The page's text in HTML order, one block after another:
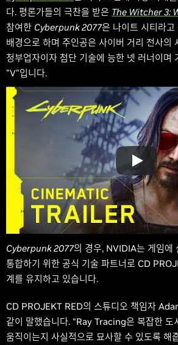
다. 평론가들의 극찬을 받은 The Witcher 3:
참여한 Cyberpunk 2077은 나이트 시티라
배경으로 하며 주인공은 사이버 거리 전사의
청부업자이자 첨단 기술에 능한 넷 러너이며
"V"입니다.
Cyberpunk 2077의 경우, NVIDIA는 게임
통합하기 위한 공식 기술 파트너로 CD
계를 유지하고 있습니다.
CD PROJEKT RED의 스튜디오 책임자
같이 말했습니다. “Ray Tracing은 복잡한 도
움직이는지 사실적으로 묘사할 수 있도록 해